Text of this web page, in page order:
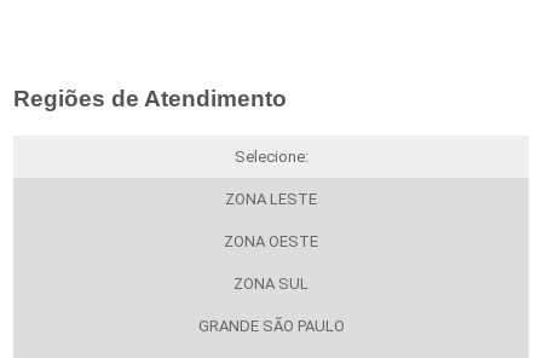
Regiões de Atendimento
Selecione:
ZONA LESTE
ZONA OESTE
ZONA SUL
GRANDE SÃO PAULO